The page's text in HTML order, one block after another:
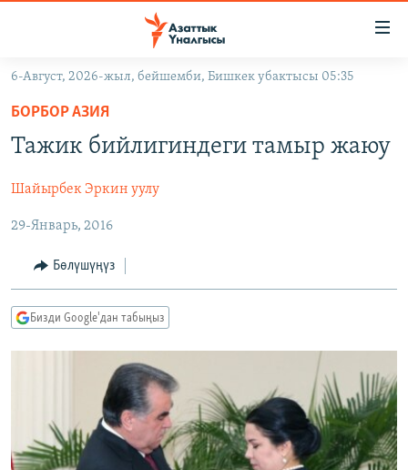
Навигацияга
өтүңүз
Издөөгө
салыңыз
КЫРГЫЗСТАН
САЯСАТ
ЭКОНОМИКА
МАДАНИЯТ
ДҮЙНӨ
БОРБОР АЗИЯ
УКРАИНА
АТАЙЫН ИЛИКТӨӨ
ТВ ПРОГРАММАЛАР
БҮГҮН АЗАТТЫКТА
ЭКСПЕРТТЕР ТАЛДАЙТ
БИЗ ЖАНА ДҮЙНӨ
ЭЖЕ-СИҢДИЛЕР
АЗАТТЫК+
ПОДКАСТ
ӨЗГӨЧӨ ПИКИР
ОНЛАЙН ШЕРИНЕ
6-Август, 2026-жыл, бейшемби, Бишкек убактысы 05:35
БОРБОР АЗИЯ
Тажик бийлигиндеги тамыр жаюу
Шайырбек Эркин уулу
29-Январь, 2016
Бөлүшүңүз
Бизди Google'дан табыңыз